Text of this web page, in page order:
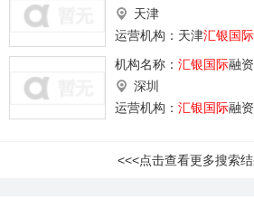
天津
运营机构：天津汇银国际
机构名称： 汇银国际融
深圳
运营机构： 汇银国际融
<<<点击查看更多搜索